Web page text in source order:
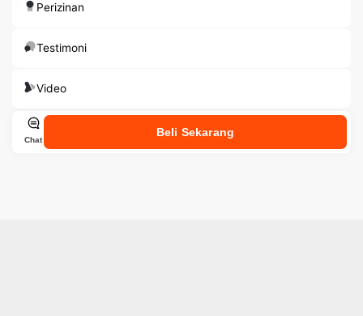
Perizinan
Testimoni
Video
Chat
Beli Sekarang